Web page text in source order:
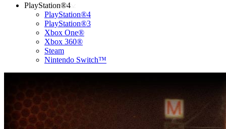
PlayStation®4
PlayStation®4
PlayStation®3
Xbox One®
Xbox 360®
Steam
Nintendo Switch™